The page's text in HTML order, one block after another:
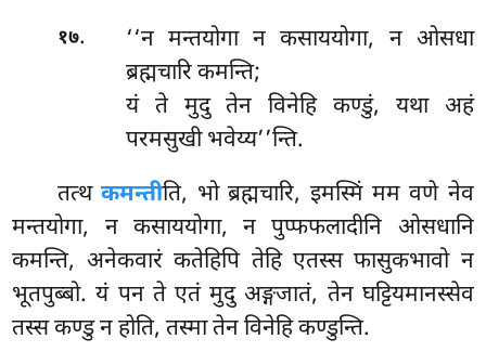
१७.
‘‘न मन्तयोगा न कसाययोगा, न ओसधा
ब्रह्मचारि कमन्ति;
यं ते मुदु तेन विनेहि कण्डुं, यथा अहं
परमसुखी भवेय्य’’न्ति.
तत्थकमन्तीति, भो ब्रह्मचारि, इमस्मिं मम वणे नेव
मन्तयोगा, न कसाययोगा, न पुप्फफलादीनि ओसधानि
कमन्ति, अनेकवारं कतेहिपि तेहि एतस्स फासुकभावो न
भूतपुब्बो. यं पन ते एतं मुदु अङ्गजातं, तेन घट्टियमानस्सेव
तस्स कण्डु न होति, तस्मा तेन विनेहि कण्डुन्ति.